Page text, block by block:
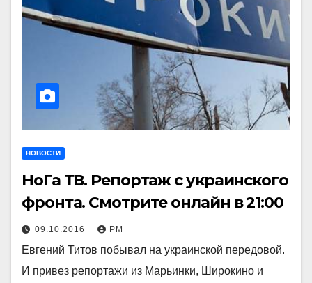
НОВОСТИ
НоГа ТВ. Репортаж с украинского
фронта. Смотрите онлайн в 21:00
09.10.2016 РМ
Евгений Титов побывал на украинской передовой.
И привез репортажи из Марьинки, Широкино и